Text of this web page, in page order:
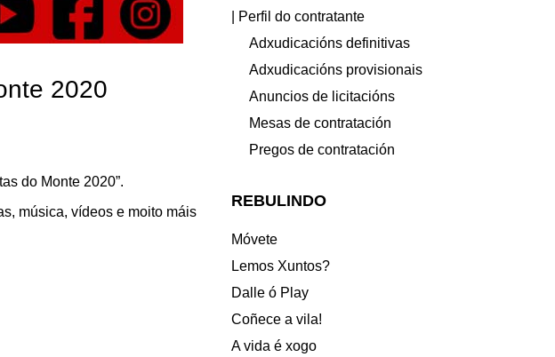
2020
do Monte 2020”.
música, vídeos e moito máis
| Perfil do contratante
Adxudicacións definitivas
Adxudicacións provisionais
Anuncios de licitacións
Mesas de contratación
Pregos de contratación
REBULINDO
Móvete
Lemos Xuntos?
Dalle ó Play
Coñece a vila!
A vida é xogo